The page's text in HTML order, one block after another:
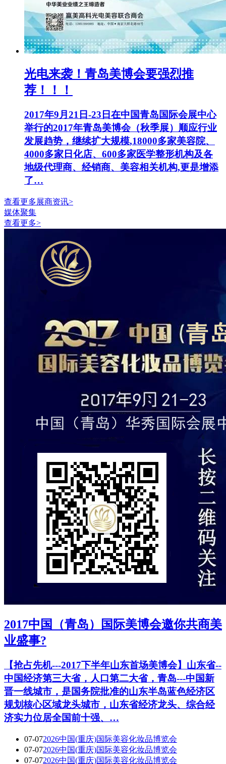
光电来袭！青岛美博会要强烈推
荐！！！
2017年9月21日-23日在中国青岛国际会展中心
举行的2017年青岛美博会（秋季展）顺应行业
发展趋势，继续扩大规模,18000多家美容院、
4000多家日化店、600多家医学整形机构及各
地级代理商、经销商、美容相关机构,更是增添
了…
查看更多展商资讯>
媒体聚集
查看更多>
2017中国（青岛）国际美博会邀你共商美
业盛事?
【抢占先机---2017下半年山东首场美博会】山东省--
中国经济第三大省，人口第二大省，青岛---中国新
晋一线城市，是国务院批准的山东半岛蓝色经济区
规划核心区域龙头城市，山东省经济龙头、综合经
济实力位居全国前十强、…
07-072026中国(重庆)国际美容化妆品博览会
07-072026中国(重庆)国际美容化妆品博览会
07-072026中国(重庆)国际美容化妆品博览会